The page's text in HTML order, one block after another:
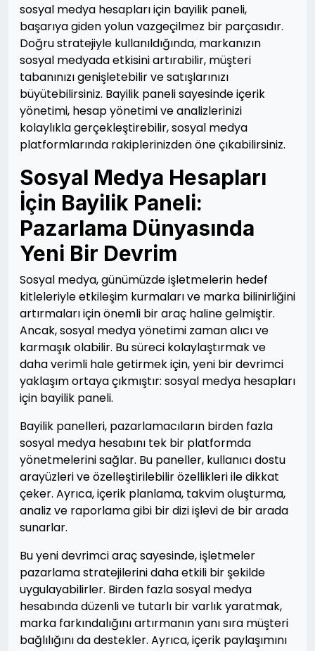
sosyal medya hesapları için bayilik paneli,
başarıya giden yolun vazgeçilmez bir parçasıdır.
Doğru stratejiyle kullanıldığında, markanızın
sosyal medyada etkisini artırabilir, müşteri
tabanınızı genişletebilir ve satışlarınızı
büyütebilirsiniz. Bayilik paneli sayesinde içerik
yönetimi, hesap yönetimi ve analizlerinizi
kolaylıkla gerçekleştirebilir, sosyal medya
platformlarında rakiplerinizden öne çıkabilirsiniz.
Sosyal Medya Hesapları
İçin Bayilik Paneli:
Pazarlama Dünyasında
Yeni Bir Devrim
Sosyal medya, günümüzde işletmelerin hedef
kitleleriyle etkileşim kurmaları ve marka bilinirliğini
artırmaları için önemli bir araç haline gelmiştir.
Ancak, sosyal medya yönetimi zaman alıcı ve
karmaşık olabilir. Bu süreci kolaylaştırmak ve
daha verimli hale getirmek için, yeni bir devrimci
yaklaşım ortaya çıkmıştır: sosyal medya hesapları
için bayilik paneli.
Bayilik panelleri, pazarlamacıların birden fazla
sosyal medya hesabını tek bir platformda
yönetmelerini sağlar. Bu paneller, kullanıcı dostu
arayüzleri ve özelleştirilebilir özellikleri ile dikkat
çeker. Ayrıca, içerik planlama, takvim oluşturma,
analiz ve raporlama gibi bir dizi işlevi de bir arada
sunarlar.
Bu yeni devrimci araç sayesinde, işletmeler
pazarlama stratejilerini daha etkili bir şekilde
uygulayabilirler. Birden fazla sosyal medya
hesabında düzenli ve tutarlı bir varlık yaratmak,
marka farkındalığını artırmanın yanı sıra müşteri
bağlılığını da destekler. Ayrıca, içerik paylaşımını